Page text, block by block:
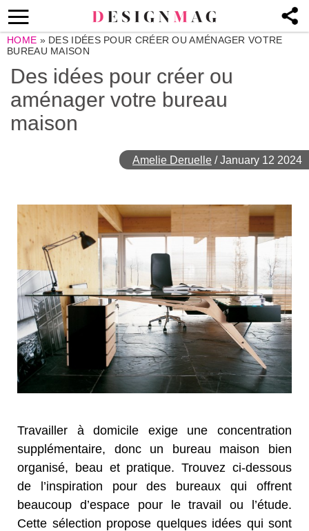
HOME » DES IDÉES POUR CRÉER OU AMÉNAGER VOTRE
BUREAU MAISON
Des idées pour créer ou
aménager votre bureau
maison
Amelie Deruelle /January 12 2024
Travailler à domicile exige une concentration
supplémentaire, donc un bureau maison bien
organisé, beau et pratique. Trouvez ci-dessous
de l’inspiration pour des bureaux qui offrent
beaucoup d’espace pour le travail ou l’étude.
Cette sélection propose quelques idées qui sont